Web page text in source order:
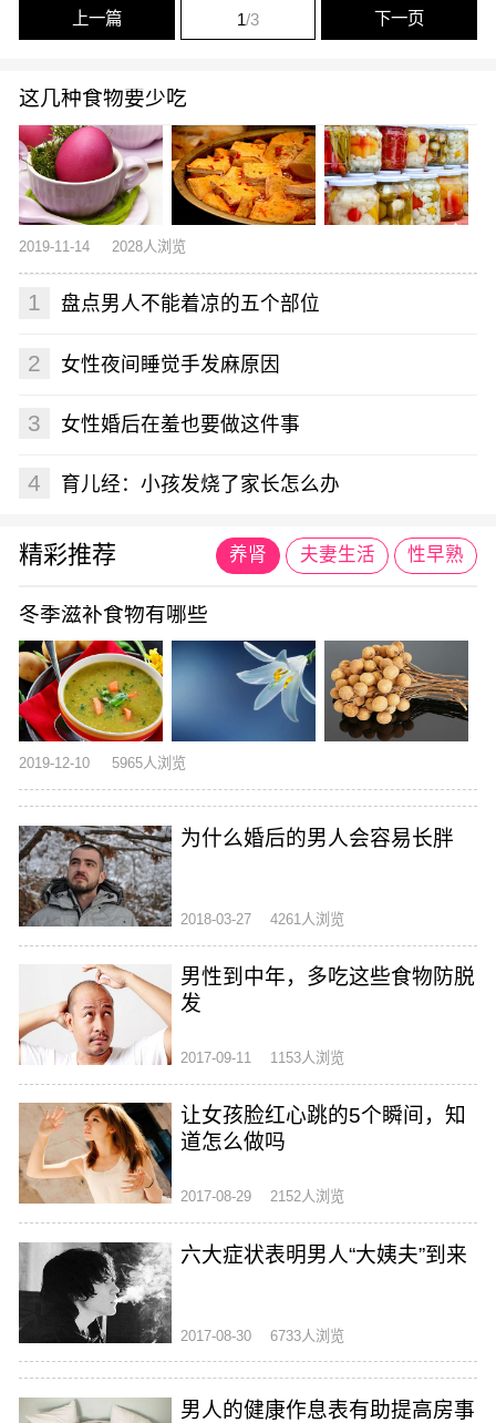
上一篇 1/3 下一页
这几种食物要少吃
2019-11-14 2028人浏览
1 盘点男人不能着凉的五个部位
2 女性夜间睡觉手发麻原因
3 女性婚后在羞也要做这件事
4 育儿经：小孩发烧了家长怎么办
精彩推荐 养肾 夫妻生活 性早熟
冬季滋补食物有哪些
2019-12-10 5965人浏览
为什么婚后的男人会容易长胖
2018-03-27 4261人浏览
男性到中年，多吃这些食物防脱
发
2017-09-11 1153人浏览
让女孩脸红心跳的5个瞬间，知
道怎么做吗
2017-08-29 2152人浏览
六大症状表明男人“大姨夫”到来
2017-08-30 6733人浏览
男人的健康作息表有助提高房事